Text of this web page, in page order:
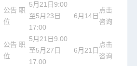
公告 职
位
5月21日9:00
至5月23日
17:00
6月14日
点击
咨询
公告 职
位
5月21日9:00
至5月27日
17:00
6月21日
点击
咨询